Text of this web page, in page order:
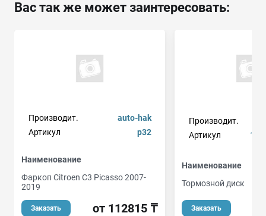
Вас так же может заинтересовать:
Производит.
auto-hak
Артикул
p32
Наименование
Фаркоп Citroen C3 Picasso 2007-
2019
Заказать от 112815 ₸
Производит.
Артикул
Наименование
Тормозной диск
Заказать